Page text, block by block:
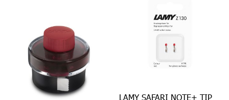
LAMY SAFARI NOTE+ TIP